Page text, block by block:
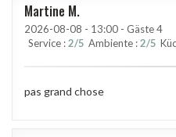
Martine M
2026-08-08 - 13:00 - Gäste 4
Service :2/5 Ambiente :2/5
pas grand chose